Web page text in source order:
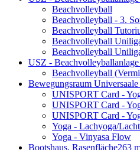
Beachvolleyball
Beachvolleyball - 3.
Beachvolleyball
Beachvolleyball
Beachvolleyball
USZ -
Beachvolleyball
Bewegungsraum
UNISPORT Card -
UNISPORT Card -
UNISPORT Card -
Yoga - Lachyoga/
Yoga - Vinyasa Flow
Bootshaus, Rasenfläche263